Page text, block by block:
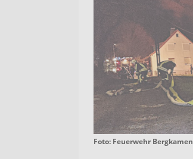
Foto: Feuerwehr Bergkamen